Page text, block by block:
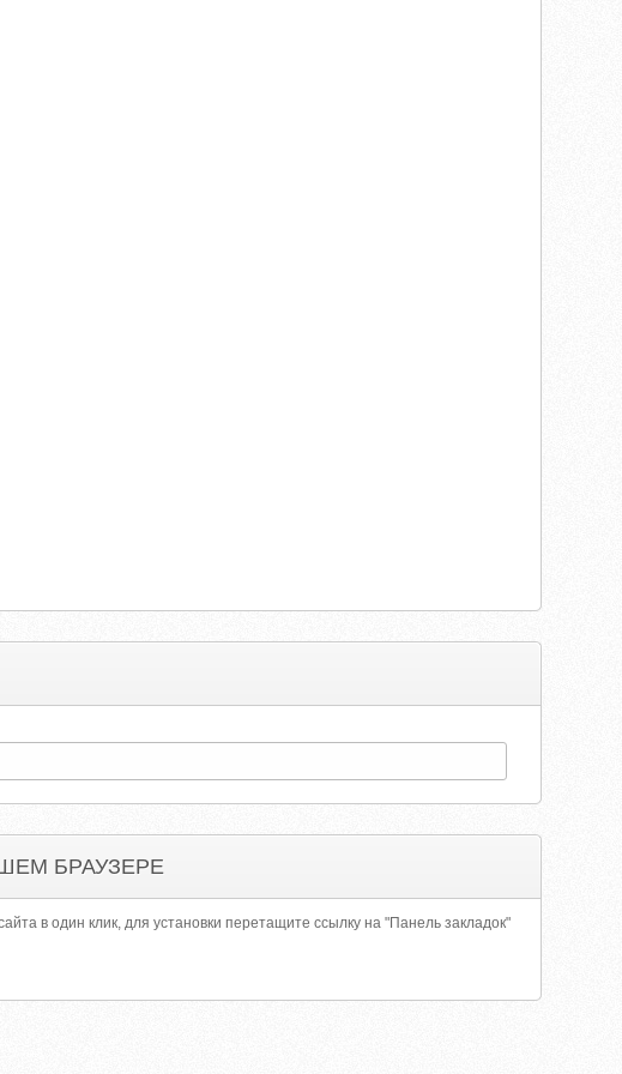
БРАУЗЕРЕ
в один клик, для установки перетащите ссылку на "Панель закладок"